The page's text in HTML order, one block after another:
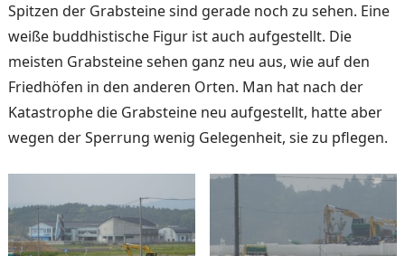
Spitzen der Grabsteine sind gerade noch zu sehen. Eine
weiße buddhistische Fi­gur ist auch aufgestellt. Die
meisten Grabsteine sehen ganz neu aus, wie auf den
Friedhöfen in den anderen Or­ten. Man hat nach der
Kata­strophe die Grabsteine neu aufgestellt, hatte aber
wegen der Sperrung wenig Gelegen­heit, sie zu pflegen.